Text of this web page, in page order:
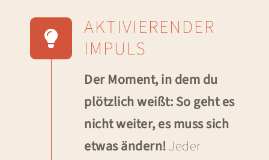
AKTIVIERENDER
IMPULS
Der Moment, in dem du
plötzlich weißt: So geht es
nicht weiter, es muss sich
etwas ändern!Jeder